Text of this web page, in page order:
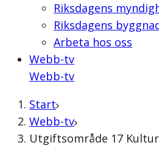
Riksdagens
Riksdagens
Arbeta hos oss
Webb-tv
Webb-tv
Start
Webb-tv
Utgiftsområde 17